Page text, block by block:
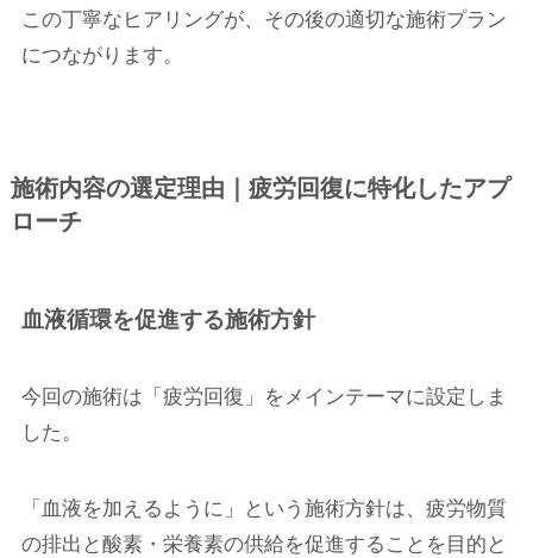
この丁寧なヒアリングが、その後の適切な施術プラン
につながります。
施術内容の選定理由｜疲労回復に特化したアプ
ローチ
血液循環を促進する施術方針
今回の施術は「疲労回復」をメインテーマに設定しま
した。
「血液を加えるように」という施術方針は、疲労物質
の排出と酸素・栄養素の供給を促進することを目的と